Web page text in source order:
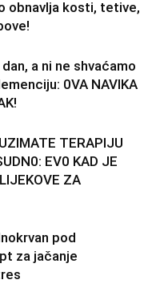
obnavlja kosti, tetive,
a ni ne shvaćamo
0VA NAVIKA
TERAPlJU
EV0 KAD JE
ZA
pod
za jačanje